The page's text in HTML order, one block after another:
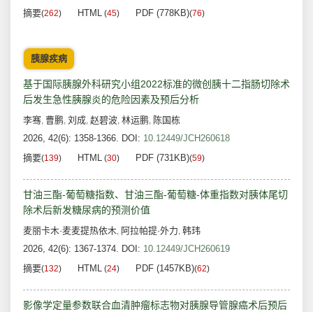
摘要(262) HTML (45) PDF (778KB)(76)
胰腺疾病
基于国际胰腺外科研究小组2022标准的微创胰十二指肠切除术
后发生急性胰腺炎的危险因素及预后分析
李骞, 曹鹏, 刘成, 赵碧波, 林运鹏, 陈国栋
2026, 42(6): 1358-1366. DOI: 10.12449/JCH260618
摘要(139) HTML (30) PDF (731KB)(59)
甘油三酯-葡萄糖指数、甘油三酯-葡萄糖-体重指数对胰体尾切
除术后新发糖尿病的预测价值
麦丽卡木·麦麦提热依木, 阿拉帕提·外力, 韩玮
2026, 42(6): 1367-1374. DOI: 10.12449/JCH260619
摘要(132) HTML (24) PDF (1457KB)(62)
影像学定量参数联合血清肿瘤标志物对胰腺导管腺癌术后预后